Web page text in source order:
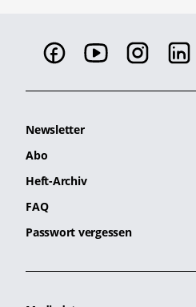
Newsletter
Abo
Heft-Archiv
FAQ
Passwort vergessen